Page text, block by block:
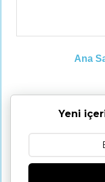
Ana
Yeni